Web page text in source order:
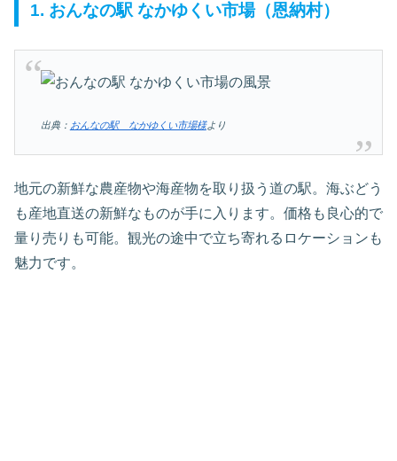
1. おんなの駅 なかゆくい市場（恩納村）
出典： おんなの駅 なかゆくい市場様より
地元の新鮮な農産物や海産物を取り扱う道の駅。海ぶどう
も産地直送の新鮮なものが手に入ります。価格も良心的で
量り売りも可能。観光の途中で立ち寄れるロケーションも
魅力です。